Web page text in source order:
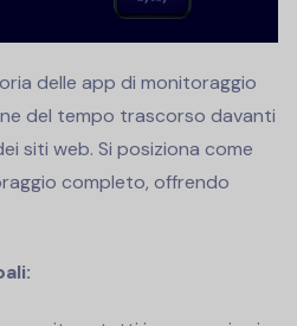
delle app di monitoraggio
del tempo trascorso davanti
siti web. Si posiziona come
completo, offrendo